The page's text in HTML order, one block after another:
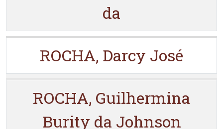
da
ROCHA, Darcy José
ROCHA, Guilhermina
Burity da Johnson